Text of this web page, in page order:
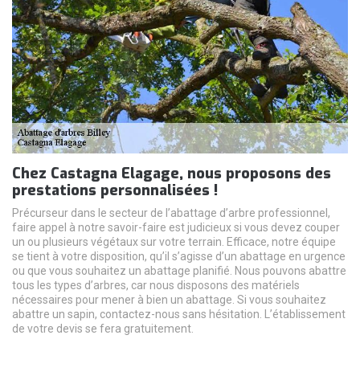
Chez Castagna Elagage, nous proposons des
prestations personnalisées !
Précurseur dans le secteur de l’abattage d’arbre professionnel,
faire appel à notre savoir-faire est judicieux si vous devez couper
un ou plusieurs végétaux sur votre terrain. Efficace, notre équipe
se tient à votre disposition, qu’il s’agisse d’un abattage en urgence
ou que vous souhaitez un abattage planifié. Nous pouvons abattre
tous les types d’arbres, car nous disposons des matériels
nécessaires pour mener à bien un abattage. Si vous souhaitez
abattre un sapin, contactez-nous sans hésitation. L’établissement
de votre devis se fera gratuitement.